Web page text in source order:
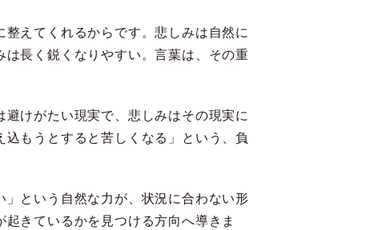
えてくれるからです。悲しみは自然に
長く鋭くなりやすい。言葉は、その重
けがたい現実で、悲しみはその現実に
もうとすると苦しくなる」という、負
という自然な力が、状況に合わない形
きているかを見つける方向へ導きま